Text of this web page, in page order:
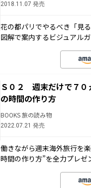
2018.11.07 発売
花の都パリでやるべき「見
図解で案内するビジュアルガ
Ｓ０２ 週末だけで７０
の時間の作り方
BOOKS 旅の読み物
2022.07.21 発売
働きながら週末海外旅行を
時間の作り方”を全力プレゼ